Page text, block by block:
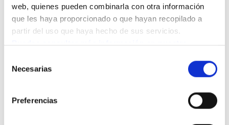
web, quienes pueden combinarla con otra información
que les haya proporcionado o que hayan recopilado a
partir del uso que haya hecho de sus servicios.
Puedes consultar más información en nuestra
Necesarias
Preferencias